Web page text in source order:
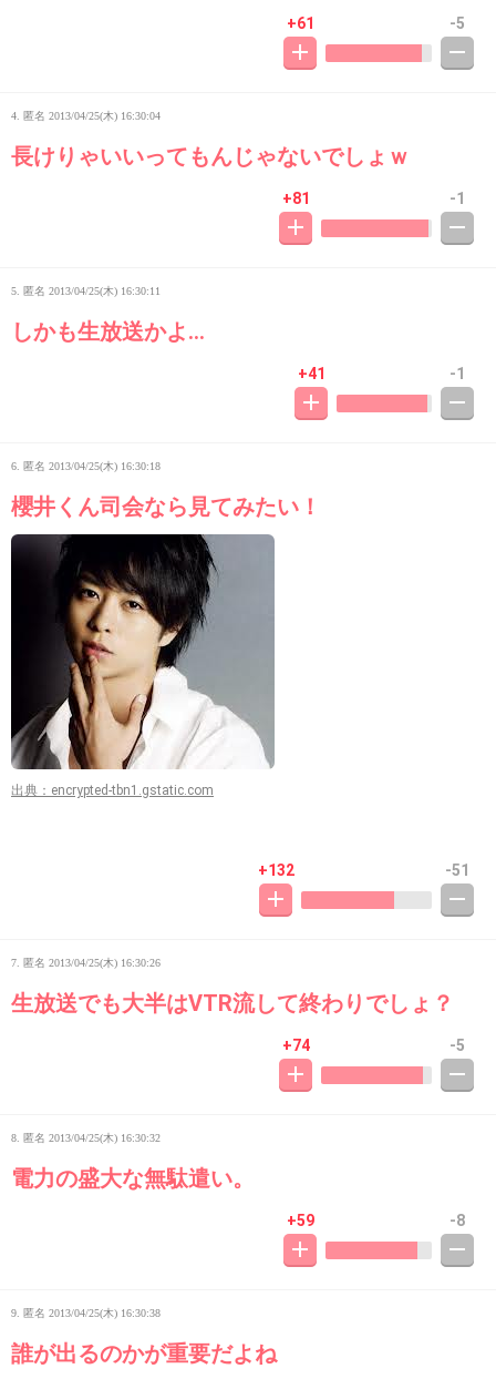
+61 -5
4. 匿名 2013/04/25(木) 16:30:04
長けりゃいいってもんじゃないでしょｗ
+81 -1
5. 匿名 2013/04/25(木) 16:30:11
しかも生放送かよ…
+41 -1
6. 匿名 2013/04/25(木) 16:30:18
櫻井くん司会なら見てみたい！
出典：encrypted-tbn1.gstatic.com
+132 -51
7. 匿名 2013/04/25(木) 16:30:26
生放送でも大半はVTR流して終わりでしょ？
+74 -5
8. 匿名 2013/04/25(木) 16:30:32
電力の盛大な無駄遣い。
+59 -8
9. 匿名 2013/04/25(木) 16:30:38
誰が出るのかが重要だよね